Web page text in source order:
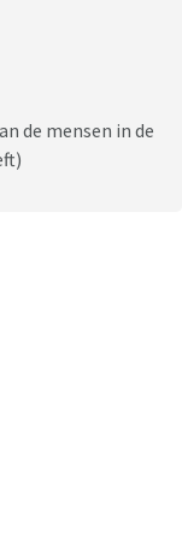
de mensen in de